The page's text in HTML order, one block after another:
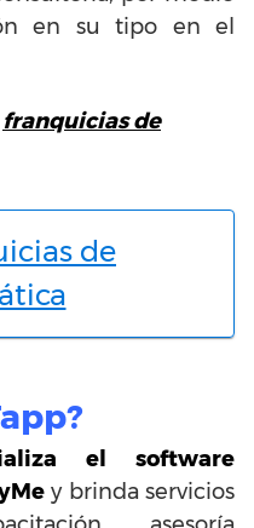
en su tipo en el
franquicias de
de
el software
y brinda servicios